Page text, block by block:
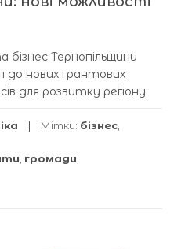
бізнес Тернопільщини
нових грантових
для розвитку регіону.
Мітки: бізнес
громади